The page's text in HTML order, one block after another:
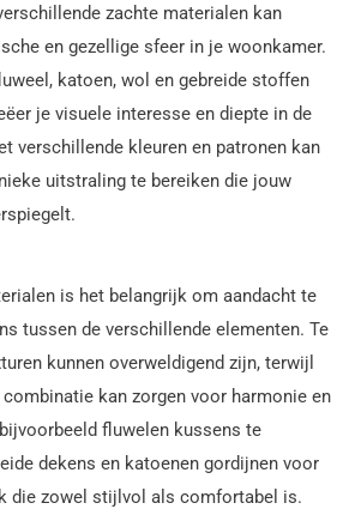
zachte materialen kan
en gezellige sfeer in je woonkamer.
katoen, wol en gebreide stoffen
je visuele interesse en diepte in de
verschillende kleuren en patronen kan
uitstraling te bereiken die jouw
is het belangrijk om aandacht te
tussen de verschillende elementen. Te
kunnen overweldigend zijn, terwijl
kan zorgen voor harmonie en
fluwelen kussens te
dekens en katoenen gordijnen voor
die zowel stijlvol als comfortabel is.